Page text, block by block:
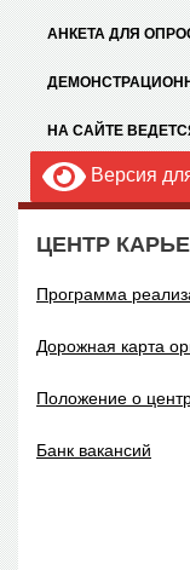
АНКЕТА ДЛЯ
НА САЙТЕ
Версия
ЦЕНТР
Программа
Дорожная карта
Положение о
Банк вакансий